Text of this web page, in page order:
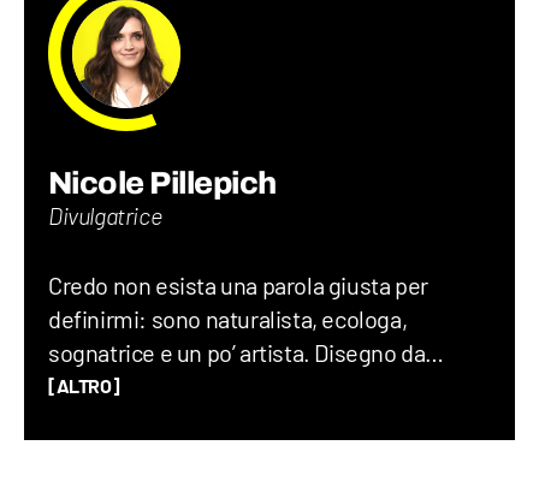
Nicole Pillepich
Divulgatrice
Credo non esista una parola giusta per
definirmi: sono naturalista, ecologa,
sognatrice e un po’ artista. Disegno da
quando ho memoria e ammiro il mondo con
[ALTRO]